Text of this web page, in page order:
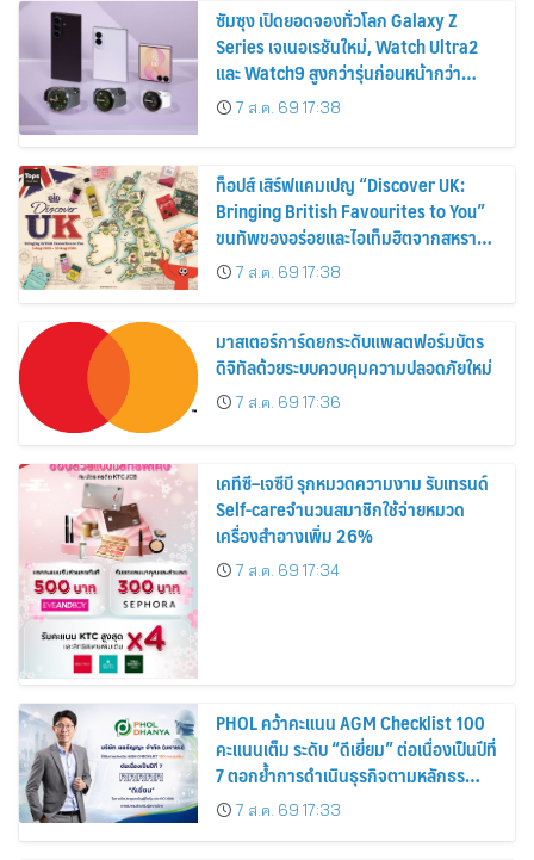
ซัมซุง เปิดยอดจองทั่วโลก Galaxy Z
Series เจเนอเรชันใหม่, Watch Ultra2
และ Watch9 สูงกว่ารุ่นก่อนหน้ากว่า
30%7 ส.ค. 69 17:38
ท็อปส์ เสิร์ฟแคมเปญ “Discover UK:
Bringing British Favourites to You”
ขนทัพของอร่อยและไอเท็มฮิตจากสหราช
อาณาจักร ส่งตรงถึงมือตั้งแต่วันนี้ – 18
สิงหาคมนี้
7 ส.ค. 69 17:38
มาสเตอร์การ์ดยกระดับแพลตฟอร์มบัตร
ดิจิทัลด้วยระบบควบคุมความปลอดภัยใหม่
7 ส.ค. 69 17:36
เคทีซี–เจซีบี รุกหมวดความงาม รับเทรนด์
Self-careจำนวนสมาชิกใช้จ่ายหมวด
เครื่องสำอางเพิ่ม 26%
7 ส.ค. 69 17:34
PHOL คว้าคะแนน AGM Checklist 100
คะแนนเต็ม ระดับ “ดีเยี่ยม” ต่อเนื่องเป็นปีที่
7 ตอกย้ำการดำเนินธุรกิจตามหลักธร
รมาภิบาล โปร่งใส สร้างความเชื่อมั่นผู้ถือ
หุ้น
7 ส.ค. 69 17:33